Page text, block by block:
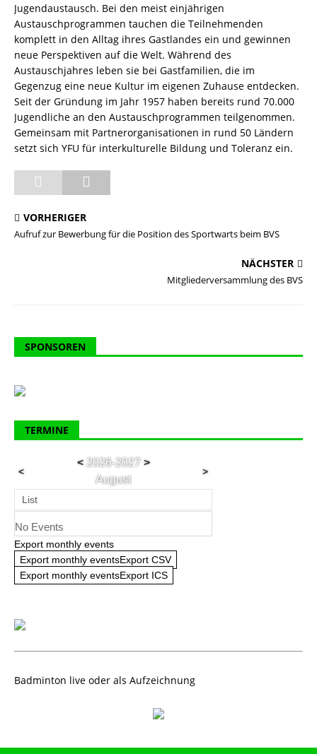
Jugendaustausch. Bei den meist einjährigen
Austauschprogrammen tauchen die Teilnehmenden
komplett in den Alltag ihres Gastlandes ein und gewinnen
neue Perspektiven auf die Welt. Während des
Austauschjahres leben sie bei Gastfamilien, die im
Gegenzug eine neue Kultur im eigenen Zuhause entdecken.
Seit der Gründung im Jahr 1957 haben bereits rund 70.000
Jugendliche an den Austauschprogrammen teilgenommen.
Gemeinsam mit Partnerorganisationen in rund 50 Ländern
setzt sich YFU für interkulturelle Bildung und Toleranz ein.
VORHERIGER
Aufruf zur Bewerbung für die Position des Sportwarts beim BVS
NÄCHSTER
Mitgliederversammlung des BVS
SPONSOREN
TERMINE
<
<2026-2027 >
August
>
List
No Events
Export monthly events
Export monthly eventsExport CSV
Export monthly eventsExport ICS
Badminton live oder als Aufzeichnung